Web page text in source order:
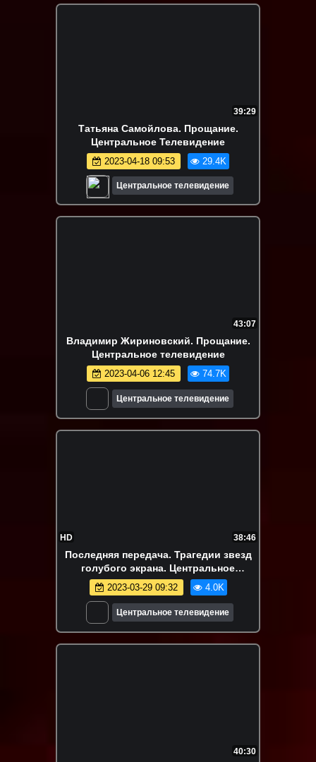
39:29
Татьяна Самойлова. Прощание.
Центральное Телевидение
2023-04-18 09:53 29.4K
Центральное телевидение
43:07
Владимир Жириновский. Прощание.
Центральное телевидение
2023-04-06 12:45 74.7K
Центральное телевидение
HD 38:46
Последняя передача. Трагедии звезд
голубого экрана. Центральное
телевидение
2023-03-29 09:32 4.0K
Центральное телевидение
40:30